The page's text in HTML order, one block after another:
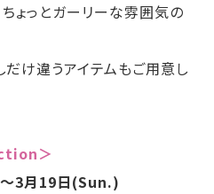
ちょっとガーリーな雰囲気の
だけ違うアイテムもご用意し
＞
3月19日(Sun.)